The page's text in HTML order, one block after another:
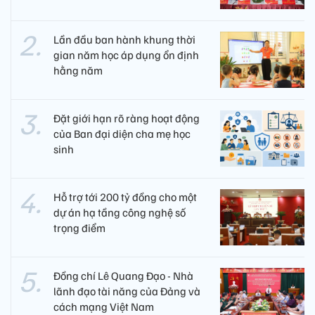
Lần đầu ban hành khung thời
gian năm học áp dụng ổn định
hằng năm
Đặt giới hạn rõ ràng hoạt động
của Ban đại diện cha mẹ học
sinh
Hỗ trợ tới 200 tỷ đồng cho một
dự án hạ tầng công nghệ số
trọng điểm
Đồng chí Lê Quang Đạo - Nhà
lãnh đạo tài năng của Đảng và
cách mạng Việt Nam​